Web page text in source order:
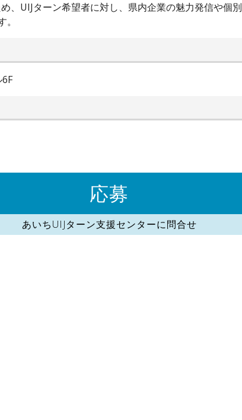
、UIJターン希望者に対し、県内企業の魅力発信や個
応募
あいちUIJターン支援センターに問合せ